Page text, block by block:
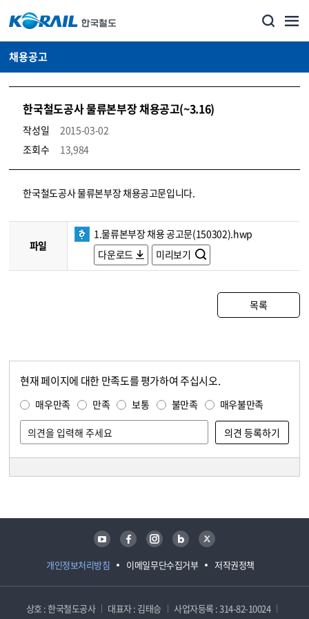
채용공고
한국철도공사 물류본부장 채용공고(~3.16)
작성일
2015-03-02
조회수
13,984
코레일소개_경영공시_채용공고 상세보기 – 내용, 파일, 담당자 연락처로 구성
한국철도공사 물류본부장 채용공고문입니다.
파일
1.물류본부장 채용 공고문(150302).hwp
다운로드
미리보기
목록
현재 페이지에 대한 만족도를 평가하여 주십시오.
매우만족 만족 보통 불만족 매우불만족
개인정보처리방침 이메일무단수집거부 저작권정책
유튜브 페이스북 인스타그램 블로그 트위터
상호 : 한국철도공사 대표자 : 김태승
사업자등록 : 314-82-10024